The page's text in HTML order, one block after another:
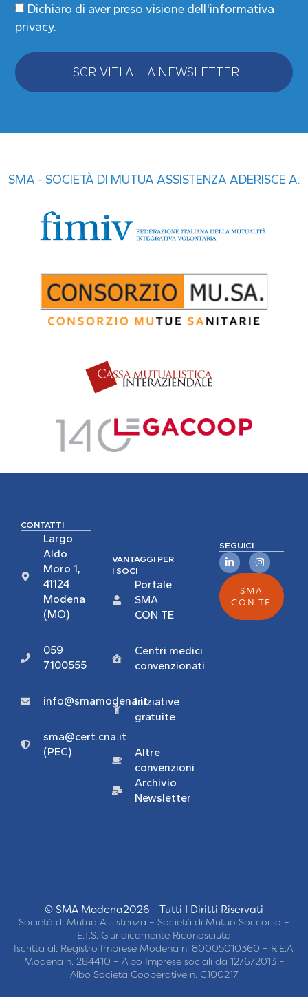
Dichiaro di aver preso visione dell'informativa
privacy.
ISCRIVITI ALLA NEWSLETTER
SMA - SOCIETÀ DI MUTUA ASSISTENZA ADERISCE A:
CONTATTI
Largo
Aldo
Moro 1,
41124
Modena
(MO)
059
7100555
info@smamodena.it
sma@cert.cna.it
(PEC)
VANTAGGI PER
I SOCI
Portale
SMA
CON TE
Centri medici
convenzionati
Iniziative
gratuite
Altre
convenzioni
Archivio
Newsletter
SEGUICI
SMA
CON TE
© SMA Modena2026 - Tutti I Diritti Riservati
Società di Mutua Assistenza – Società di Mutuo Soccorso –
E.T.S. Giuridicamente Riconosciuta
Iscritta al: Registro Imprese Modena n. 80005010360 – R.E.A.
Modena n. 284410 – Albo Imprese sociali da 12/6/2013 –
Albo Società Cooperative n. C100217